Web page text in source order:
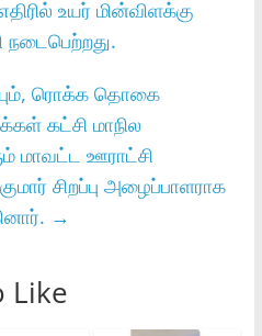
உயர் மின்விளக்கு
ரொக்க தொகை
கட்சி மாநில
மாவட்ட ஊராட்சி
சிறப்பு அழைப்பாளராக
→
Like